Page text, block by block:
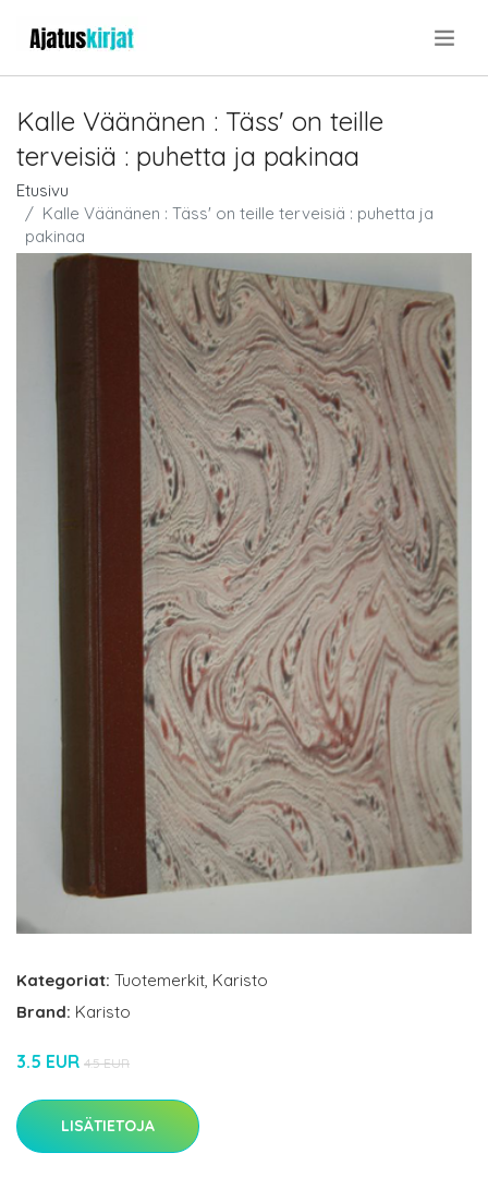
Kalle Väänänen : Täss' on teille
terveisiä : puhetta ja pakinaa
Etusivu
Kalle Väänänen : Täss' on teille terveisiä : puhetta ja
pakinaa
Kategoriat: Tuotemerkit Karisto
Brand: Karisto
3.5 EUR 4.5 EUR
LISÄTIETOJA